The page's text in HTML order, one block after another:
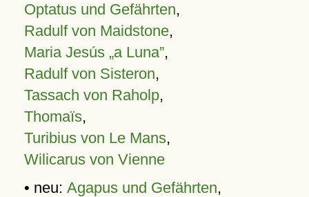
Optatus und Gefährten,
Radulf von Maidstone,
Maria Jesús „a Luna”,
Radulf von Sisteron,
Tassach von Raholp,
Thomaïs,
Turibius von Le Mans,
Wilicarus von Vienne
• neu: Agapus und Gefährten,